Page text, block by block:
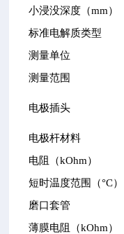
小浸没深度（mm）
标准电解质类型
测量单位
测量范围
电极插头
电极杆材料
电阻（kOhm）
短时温度范围（°C）
磨口套管
薄膜电阻（kOhm）